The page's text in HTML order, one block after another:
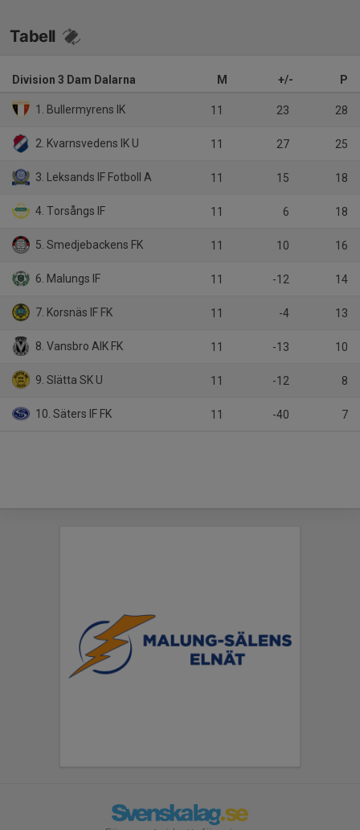
Tabell
Division 3 Dam Dalarna M +/- P
1. Bullermyrens IK 11 23 28
2. Kvarnsvedens IK U 11 27 25
3. Leksands IF Fotboll A 11 15 18
4. Torsångs IF 11 6 18
5. Smedjebackens FK 11 10 16
6. Malungs IF 11 -12 14
7. Korsnäs IF FK 11 -4 13
8. Vansbro AIK FK 11 -13 10
9. Slätta SK U 11 -12 8
10. Säters IF FK 11 -40 7